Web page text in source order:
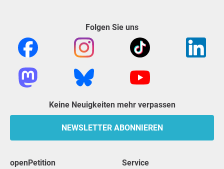
Folgen Sie uns
Keine Neuigkeiten mehr verpassen
NEWSLETTER ABONNIEREN
openPetition Service